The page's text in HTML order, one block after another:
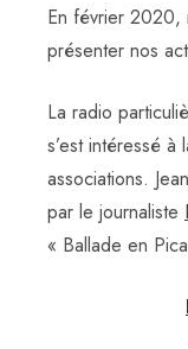
En février 2020,
présenter nos
La radio
s’est intéressé à
associations.
par le journaliste
« Ballade en